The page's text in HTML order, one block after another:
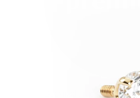
Bodymod Premium